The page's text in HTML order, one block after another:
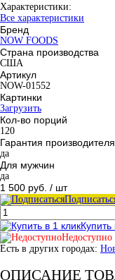
Характеристики:
Все характеристики
Бренд
NOW FOODS
Страна производства
США
Артикул
NOW-01552
Картинки
Загрузить
Кол-во порций
120
Гарантия производителя
да
Для мужчин
да
1 500 руб. / шт
Купить
Недоступно
Есть в других городах:
ОПИСАНИЕ